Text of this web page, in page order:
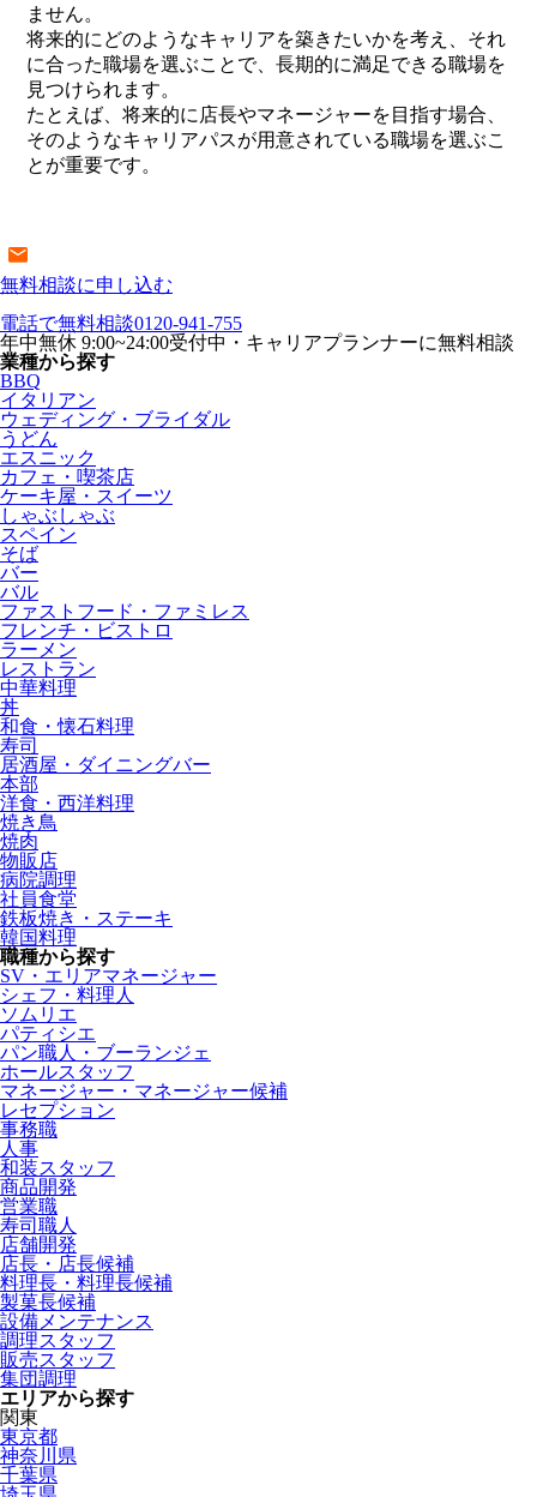
ません。
将来的にどのようなキャリアを築きたいかを考え、それ
に合った職場を選ぶことで、長期的に満足できる職場を
見つけられます。
たとえば、将来的に店長やマネージャーを目指す場合、
そのようなキャリアパスが用意されている職場を選ぶこ
とが重要です。
無料相談に申し込む
電話で無料相談0120-941-755
年中無休 9:00~24:00受付中・キャリアプランナーに無料相談
業種から探す
BBQ
イタリアン
ウェディング・ブライダル
うどん
エスニック
カフェ・喫茶店
ケーキ屋・スイーツ
しゃぶしゃぶ
スペイン
そば
バー
バル
ファストフード・ファミレス
フレンチ・ビストロ
ラーメン
レストラン
中華料理
丼
和食・懐石料理
寿司
居酒屋・ダイニングバー
本部
洋食・西洋料理
焼き鳥
焼肉
物販店
病院調理
社員食堂
鉄板焼き・ステーキ
韓国料理
職種から探す
SV・エリアマネージャー
シェフ・料理人
ソムリエ
パティシエ
パン職人・ブーランジェ
ホールスタッフ
マネージャー・マネージャー候補
レセプション
事務職
人事
和装スタッフ
商品開発
営業職
寿司職人
店舗開発
店長・店長候補
料理長・料理長候補
製菓長候補
設備メンテナンス
調理スタッフ
販売スタッフ
集団調理
エリアから探す
関東
東京都
神奈川県
千葉県